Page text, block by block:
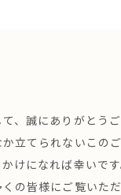
、誠にありがとう
立てられないこの
けになれば幸いで
の皆様にご覧いた